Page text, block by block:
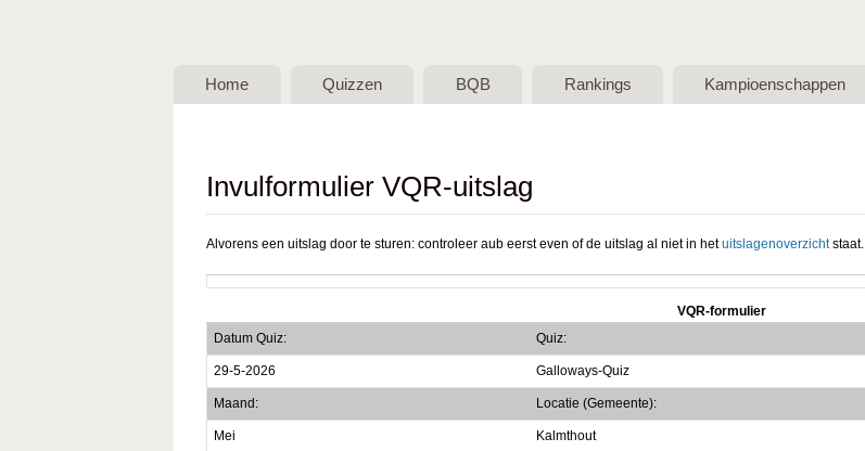
Belgische
vzw
Home Quizzen BQB Rankings Kampioenschappen
Invulformulier VQR-uitslag
Alvorens een uitslag door te sturen: controleer aub eerst even of de uitslag al niet in hetuitslagenoverzichtstaat.
VQR-formulier
Datum Quiz:
Quiz:
29-5-2026 Galloways-Quiz
Maand: Locatie (Gemeente):
Mei Kalmthout